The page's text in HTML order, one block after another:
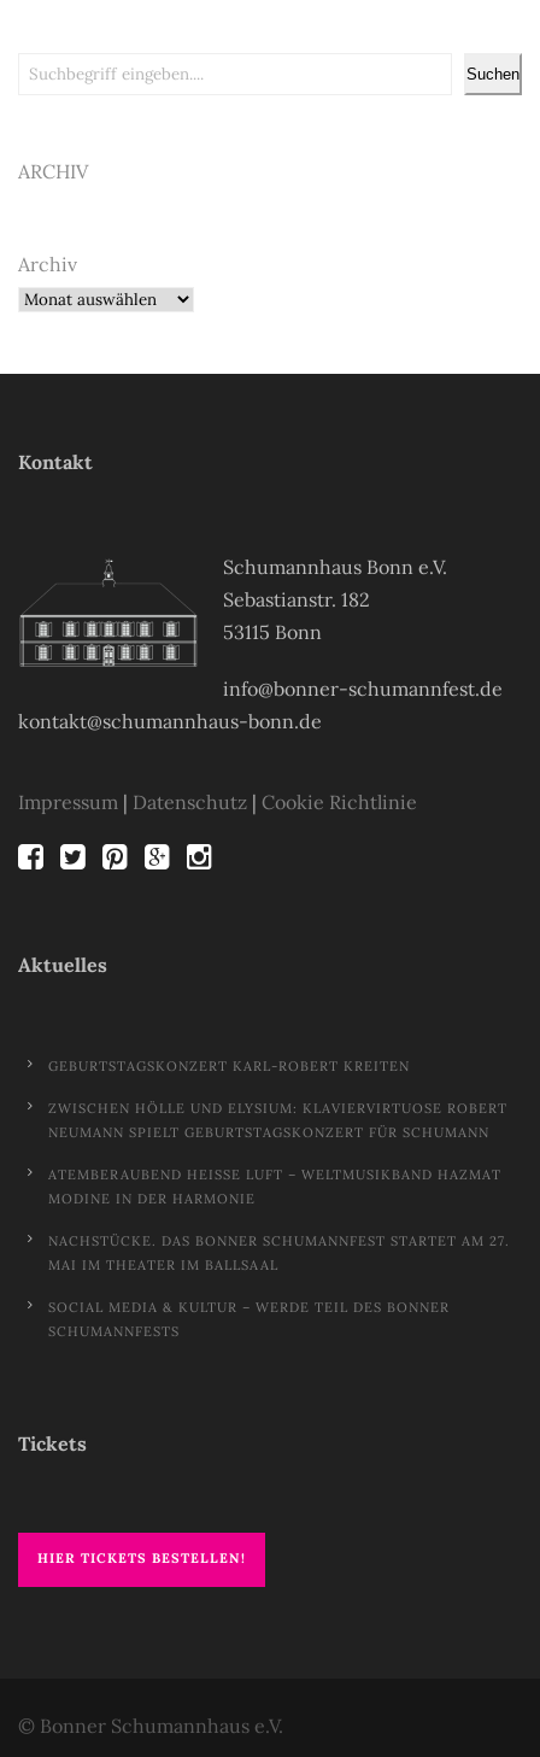
Suchen Suchen
ARCHIV
Archiv
Kontakt
Schumannhaus Bonn e.V.
Sebastianstr. 182
53115 Bonn
info@bonner-schumannfest.de
kontakt@schumannhaus-bonn.de
Impressum | Datenschutz | Cookie Richtlinie
Aktuelles
GEBURTSTAGSKONZERT KARL-ROBERT KREITEN
ZWISCHEN HÖLLE UND ELYSIUM: KLAVIERVIRTUOSE ROBERT
NEUMANN SPIELT GEBURTSTAGSKONZERT FÜR SCHUMANN
ATEMBERAUBEND HEISSE LUFT – WELTMUSIKBAND HAZMAT M
ODINE IN DER HARMONIE
NACHSTÜCKE. DAS BONNER SCHUMANNFEST STARTET AM 27.
MAI IM THEATER IM BALLSAAL
SOCIAL MEDIA & KULTUR – WERDE TEIL DES BONNER
SCHUMANNFESTS
Tickets
HIER TICKETS BESTELLEN!
© Bonner Schumannhaus e.V.